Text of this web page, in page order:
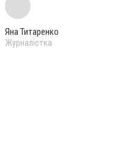
Яна Титаренко
Журналістка